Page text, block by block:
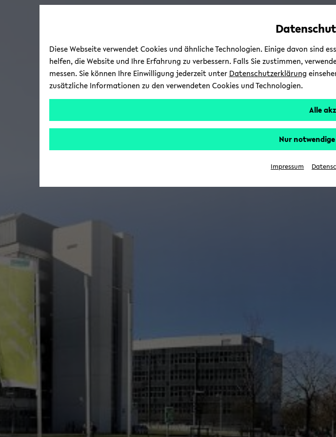
Diese Webseite verwendet Cookies und ähnliche Technologien. Einige davon
helfen, die Website und Ihre Erfahrung zu verbessern. Falls Sie zustimmen,
messen. Sie können Ihre Einwilligung jederzeit unter Datenschutzerklärung
zusätzliche Informationen zu den verwendeten Cookies und Technologien.
Alle
Nur
Impressum